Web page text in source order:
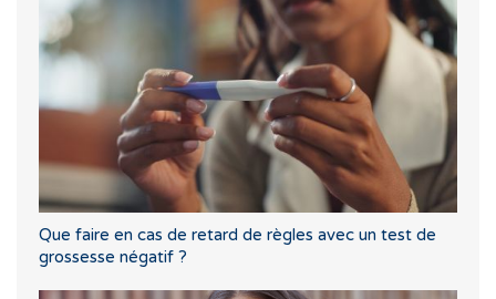
Que faire en cas de retard de règles avec un test de
grossesse négatif ?